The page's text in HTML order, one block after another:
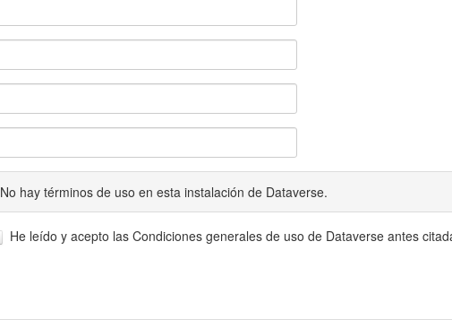
No hay términos de uso en esta instalación de Dataverse.
He leído y acepto las Condiciones generales de uso de Dataverse antes